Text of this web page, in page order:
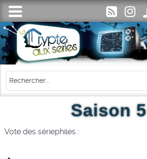
Saison 5
Vote des sériephiles :